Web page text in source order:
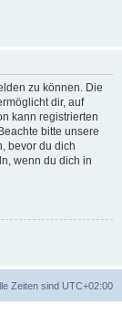
zu können. Die
dir, auf
kann registrierten
bitte unsere
bevor du dich
wenn du dich in
Zeiten sind UTC+02:00